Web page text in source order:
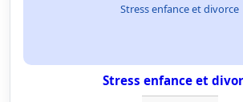
Stress enfance et divorce
Stress enfance et